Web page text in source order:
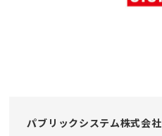
パブリックシステム株式会社